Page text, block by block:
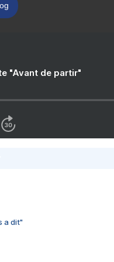
"Avant de partir"
a dit"